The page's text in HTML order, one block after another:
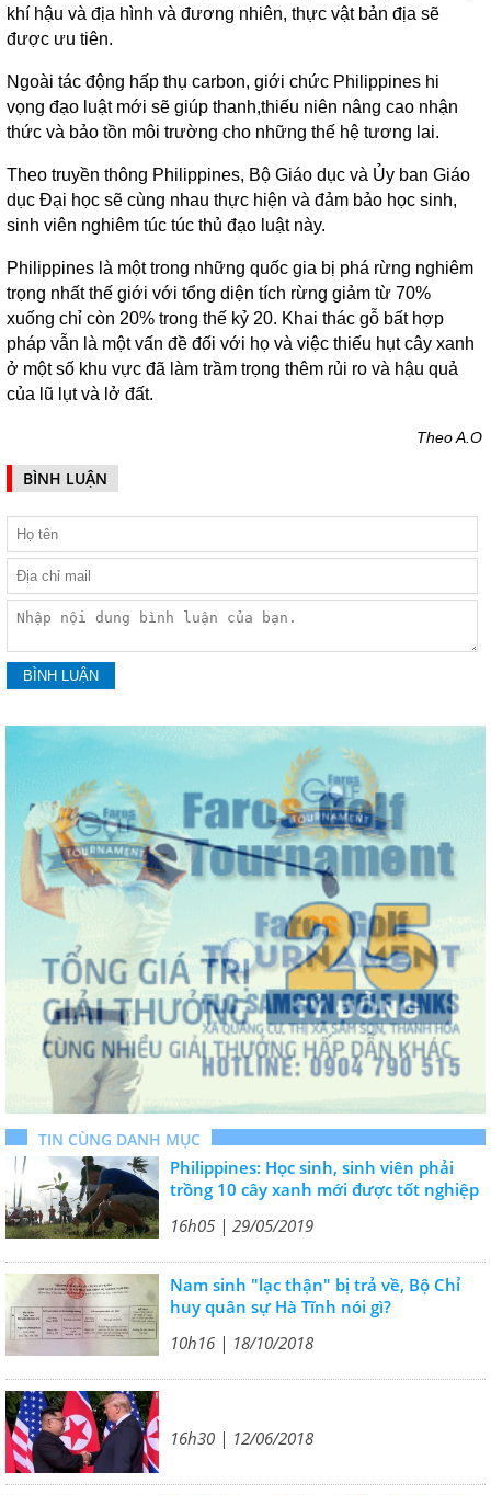
khí hậu và địa hình và đương nhiên, thực vật bản địa sẽ
được ưu tiên.
Ngoài tác động hấp thụ carbon, giới chức Philippines hi
vọng đạo luật mới sẽ giúp thanh,thiếu niên nâng cao nhận
thức và bảo tồn môi trường cho những thế hệ tương lai.
Theo truyền thông Philippines, Bộ Giáo dục và Ủy ban Giáo
dục Đại học sẽ cùng nhau thực hiện và đảm bảo học sinh,
sinh viên nghiêm túc túc thủ đạo luật này.
Philippines là một trong những quốc gia bị phá rừng nghiêm
trọng nhất thế giới với tổng diện tích rừng giảm từ 70%
xuống chỉ còn 20% trong thế kỷ 20. Khai thác gỗ bất hợp
pháp vẫn là một vấn đề đối với họ và việc thiếu hụt cây xanh
ở một số khu vực đã làm trầm trọng thêm rủi ro và hậu quả
của lũ lụt và lở đất.
Theo A.O
BÌNH LUẬN
TIN CÙNG DANH MỤC
Philippines: Học sinh, sinh viên phải
trồng 10 cây xanh mới được tốt nghiệp
16h05 | 29/05/2019
Nam sinh "lạc thận" bị trả về, Bộ Chỉ
huy quân sự Hà Tĩnh nói gì?
10h16 | 18/10/2018
16h30 | 12/06/2018